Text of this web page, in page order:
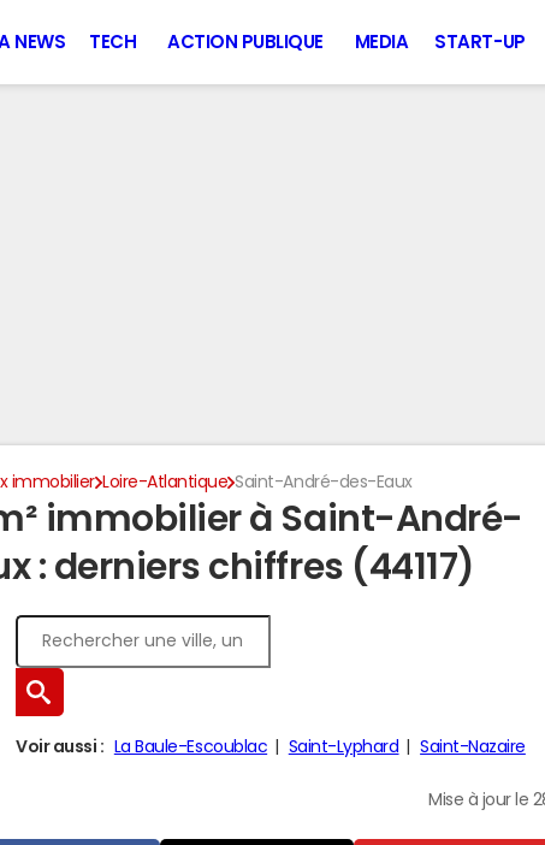
IA NEWS TECH ACTION PUBLIQUE MEDIA START-UP
immobilier Loire-Atlantique Saint-André-des-Eaux
immobilier à Saint-André-
: derniers chiffres (44117)
Voir aussi : La Baule-Escoublac Saint-Lyphard Saint-Nazaire
Mise à jour le